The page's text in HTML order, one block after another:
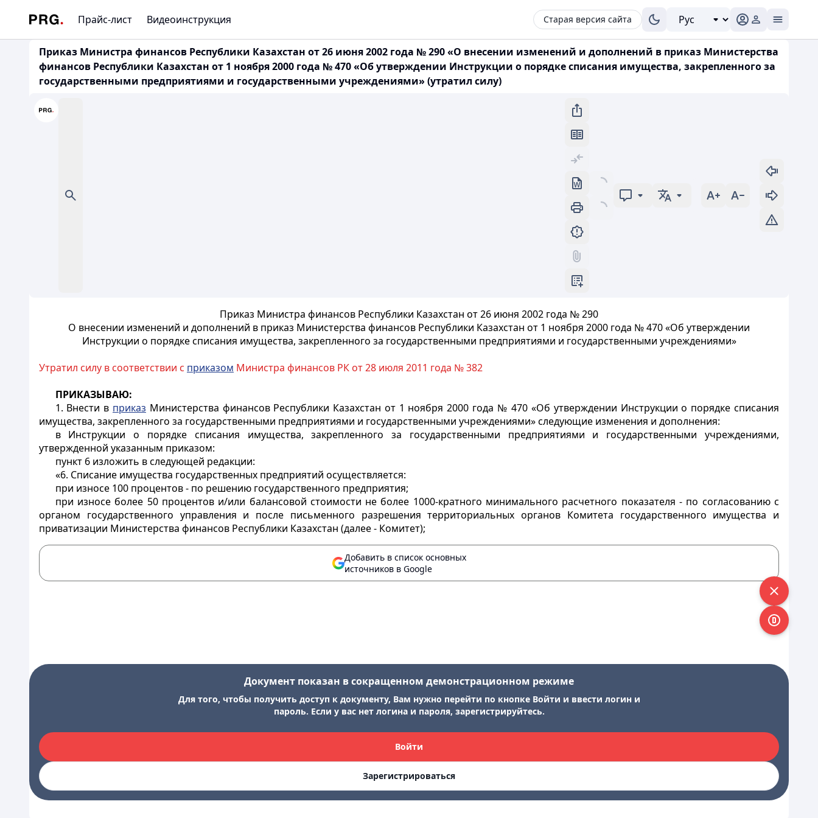
Прайс-лист Видеоинструкция Старая версия сайта
Приказ Министра финансов Республики Казахстан от 26 июня 2002 года № 290 «О внесении изменений и дополнений в приказ Министерства
финансов Республики Казахстан от 1 ноября 2000 года № 470 «Об утверждении Инструкции о порядке списания имущества, закрепленного за
государственными предприятиями и государственными учреждениями» (утратил силу)
Приказ Министра финансов Республики Казахстан от 26 июня 2002 года № 290
О внесении изменений и дополнений в приказ Министерства финансов Республики Казахстан от 1 ноября 2000 года № 470«Об утверждении
Инструкции о порядке списания имущества, закрепленного за государственными предприятиями и государственными учреждениями»
Утратил силу в соответствии с приказом Министра финансов РК от 28 июля 2011 года № 382
ПРИКАЗЫВАЮ:
1. Внести в приказ Министерства финансов Республики Казахстан от 1 ноября 2000 года № 470 «Об утверждении Инструкции о порядке списания
имущества, закрепленного за государственными предприятиями и государственными учреждениями» следующие изменения и дополнения:
в Инструкции о порядке списания имущества, закрепленного за государственными предприятиями и государственными учреждениями,
утвержденной указанным приказом:
пункт 6 изложить в следующей редакции:
«6. Списание имущества государственных предприятий осуществляется:
при износе 100 процентов - по решению государственного предприятия;
при износе более 50 процентов и/или балансовой стоимости не более 1000-кратного минимального расчетного показателя - по согласованию с
органом государственного управления и после письменного разрешения территориальных органов Комитета государственного имущества и
приватизации Министерства финансов Республики Казахстан (далее - Комитет);
Добавить в список основных
источников в Google
Документ показан в сокращенном демонстрационном режиме
Для того, чтобы получить доступ к документу, Вам нужно перейти по кнопке Войти и ввести логин и
пароль. Если у вас нет логина и пароля, зарегистрируйтесь.
Войти
Зарегистрироваться